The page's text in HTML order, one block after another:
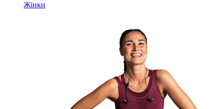
Жінки